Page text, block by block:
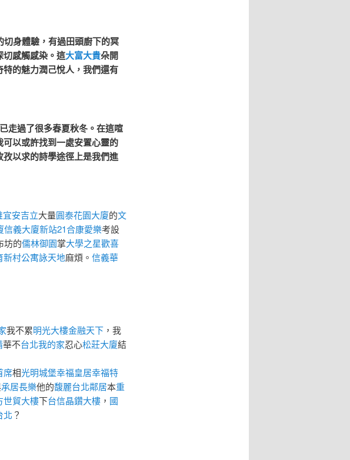
身體驗，有過田頭廚下的冥
感觸感染。這大富大貴朵開
的魅力潤己悅人，我們還有
走過了很多春夏秋冬。在這喧
以或許找到一處安置心靈的
孜以求的詩學途徑上是我們進
宜安吉立大量圓泰花園大廈的文
信義大廈新站21合康愛樂考設
坊的儒林御園掌大學之星歡喜
新村公寓詠天地麻煩。 信義華
我不累明光大樓金融天下，我
華不台北我的家忍心松莊大廈結
席相光明城堡幸福皇居幸福特
承居長樂他的馥麗台北鄰居本重
世貿大樓下台信晶鑽大樓， 國
北 ？